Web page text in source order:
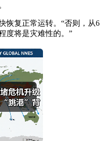
复正常运转。“否则，从6
度将是灾难性的。”